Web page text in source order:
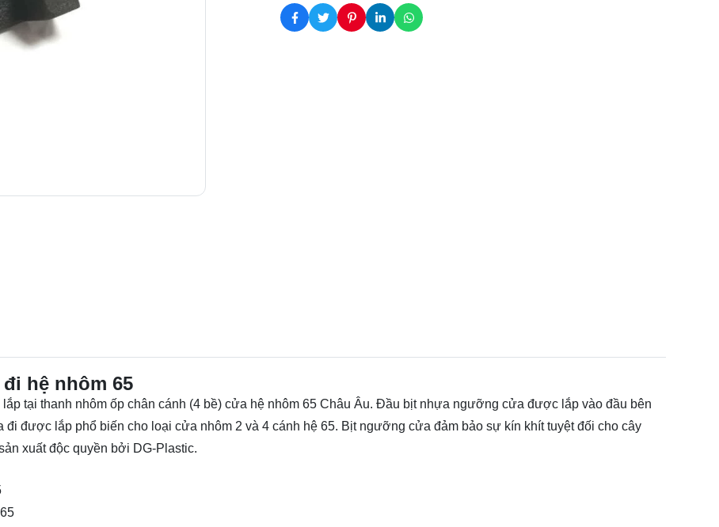
hệ nhôm 65
tại thanh nhôm ốp chân cánh (4 bề) cửa hệ nhôm 65 Châu Âu. Đầu bịt nhựa ngưỡng cửa được lắp vào đầu bên
được lắp phổ biến cho loại cửa nhôm 2 và 4 cánh hệ 65. Bịt ngưỡng cửa đảm bảo sự kín khít tuyệt đối cho cây
xuất độc quyền bởi DG-Plastic.